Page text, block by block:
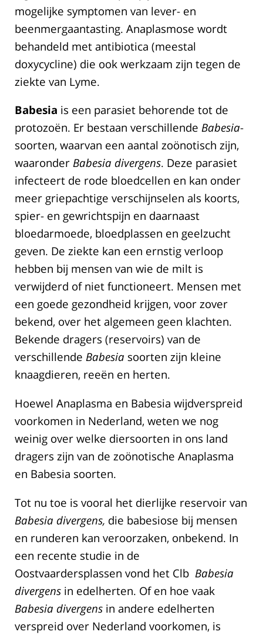
mogelijke symptomen van lever- en
beenmergaantasting. Anaplasmose wordt
behandeld met antibiotica (meestal
doxycycline) die ook werkzaam zijn tegen de
ziekte van Lyme.
Babesia is een parasiet behorende tot de
protozoën. Er bestaan verschillende Babesia-
soorten, waarvan een aantal zoönotisch zijn,
waaronder Babesia divergens. Deze parasiet
infecteert de rode bloedcellen en kan onder
meer griepachtige verschijnselen als koorts,
spier- en gewrichtspijn en daarnaast
bloedarmoede, bloedplassen en geelzucht
geven. De ziekte kan een ernstig verloop
hebben bij mensen van wie de milt is
verwijderd of niet functioneert. Mensen met
een goede gezondheid krijgen, voor zover
bekend, over het algemeen geen klachten.
Bekende dragers (reservoirs) van de
verschillende Babesia soorten zijn kleine
knaagdieren, reeën en herten.
Hoewel Anaplasma en Babesia wijdverspreid
voorkomen in Nederland, weten we nog
weinig over welke diersoorten in ons land
dragers zijn van de zoönotische Anaplasma
en Babesia soorten.
Tot nu toe is vooral het dierlijke reservoir van
Babesia divergens, die babesiose bij mensen
en runderen kan veroorzaken, onbekend. In
een recente studie in de
Oostvaardersplassen vond het Clb Babesia
divergens in edelherten. Of en hoe vaak
Babesia divergens in andere edelherten
verspreid over Nederland voorkomen, is